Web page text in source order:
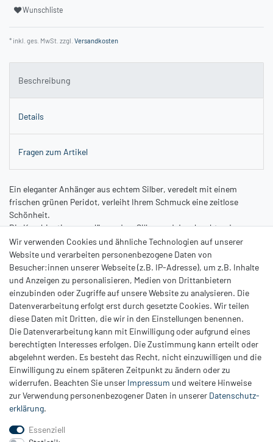
Wunschliste
* inkl. ges. MwSt. zzgl. Versandkosten
Beschreibung
Details
Fragen zum Artikel
Ein eleganter Anhänger aus echtem Silber, veredelt mit einem
frischen grünen Peridot, verleiht Ihrem Schmuck eine zeitlose
Schönheit.
Die Kombination von glänzendem Silber und dem leuchtenden
Edelstein schafft ein ansprechendes Design, das Eleganz und
Raffinesse ausstrahlt.
Ein Schmuckstück für besondere Momente, das mit seiner
schlichten Schönheit alle Blicke auf sich zieht. Inklusive
Schlangenkette
Zahlung
Versand
Daten­schutz­erklärung
AGB
Wir verwenden Cookies und ähnliche Technologien auf unserer
Website und verarbeiten personenbezogene Daten von
Besucher:innen unserer Webseite (z.B. IP-Adresse), um z.B. Inhalte
und Anzeigen zu personalisieren, Medien von Drittanbietern
einzubinden oder Zugriffe auf unsere Website zu analysieren. Die
Datenverarbeitung erfolgt erst durch gesetzte Cookies. Wir teilen
diese Daten mit Dritten, die wir in den Einstellungen benennen.
Die Datenverarbeitung kann mit Einwilligung oder aufgrund eines
berechtigten Interesses erfolgen. Die Zustimmung kann erteilt oder
abgelehnt werden. Es besteht das Recht, nicht einzuwilligen und die
Einwilligung zu einem späteren Zeitpunkt zu ändern oder zu
widerrufen. Beachten Sie unser Impressum und weitere Hinweise
zur Verwendung personenbezogener Daten in unserer Daten­schutz­
erklärung.
Essenziell